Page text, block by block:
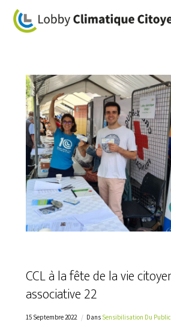
CCL à la fête de la vie
associative 22
15 Septembre 2022 Dans Sensibilisation Du Public